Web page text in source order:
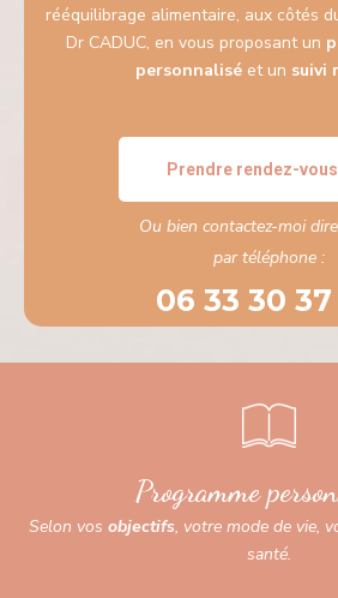
rééquilibrage alimentaire, aux côtés
Dr CADUC, en vous proposant un
personnalisé et un suivi
Prendre rendez-vous
Ou bien contactez-moi
par téléphone :
06 33 30
Programme
Selon vos objectifs, votre mode de vie,
santé.